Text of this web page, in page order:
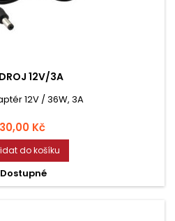
12V/3A
12V / 36W, 3A
Kč
do košíku
Dostupné